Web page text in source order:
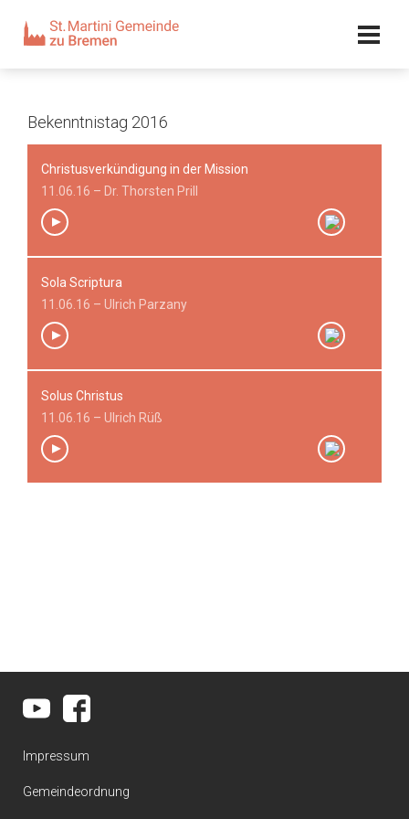
Kalender
Kontakt
Team
Bekenntnistag 2016
Christusverkündigung in der Mission
11.06.16 – Dr. Thorsten Prill
00:00/00:00
Sola Scriptura
11.06.16 – Ulrich Parzany
00:00/00:00
Solus Christus
11.06.16 – Ulrich Rüß
Impressum
Gemeindeordnung